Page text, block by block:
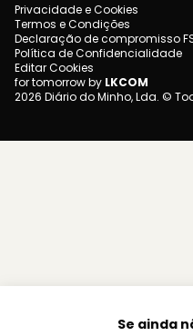
Se ainda
Privacidade e Cookies
Termos e Condições
Declaração de compromisso
Política de Confidencialidade
Editar Cookies
for tomorrow by LKCOM
2026 Diário do Minho, Lda. ©